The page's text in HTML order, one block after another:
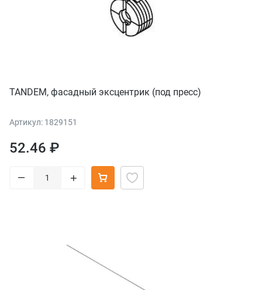
TANDEM, фасадный эксцентрик (под пресс)
Артикул: 1829151
52.46 ₽
– +